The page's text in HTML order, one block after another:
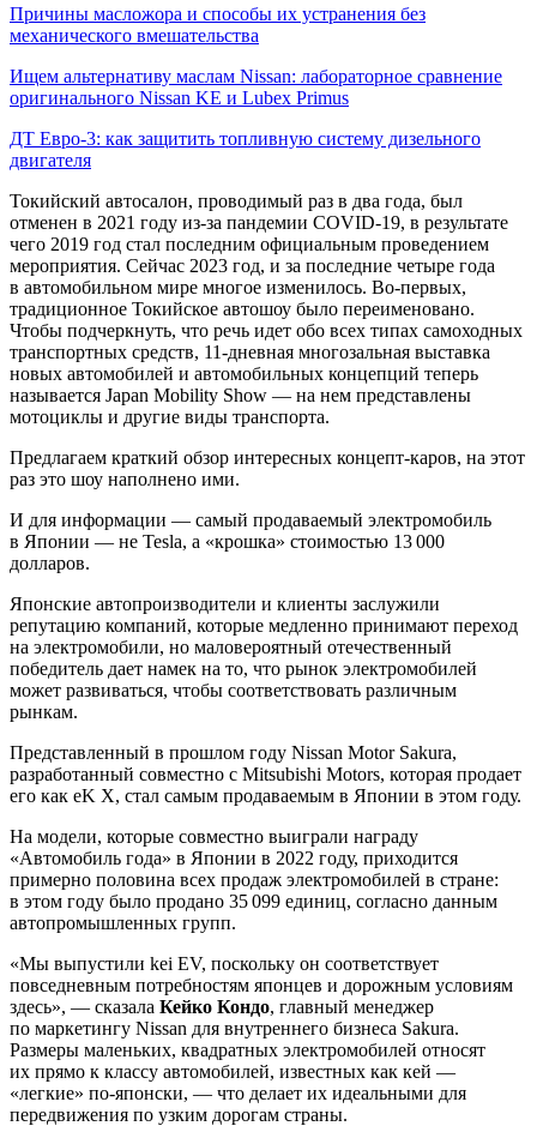
Причины масложора и способы их устранения без
механического вмешательства
Ищем альтернативу маслам Nissan: лабораторное сравнение
оригинального Nissan KE и Lubex Primus
ДТ Евро-3: как защитить топливную систему дизельного
двигателя
Токийский автосалон, проводимый раз в два года, был
отменен в 2021 году из-за пандемии COVID-19, в результате
чего 2019 год стал последним официальным проведением
мероприятия. Сейчас 2023 год, и за последние четыре года
в автомобильном мире многое изменилось. Во-первых,
традиционное Токийское автошоу было переименовано.
Чтобы подчеркнуть, что речь идет обо всех типах самоходных
транспортных средств, 11-дневная многозальная выставка
новых автомобилей и автомобильных концепций теперь
называется Japan Mobility Show — на нем представлены
мотоциклы и другие виды транспорта.
Предлагаем краткий обзор интересных концепт-каров, на этот
раз это шоу наполнено ими.
И для информации — самый продаваемый электромобиль
в Японии — не Tesla, а «крошка» стоимостью 13 000
долларов.
Японские автопроизводители и клиенты заслужили
репутацию компаний, которые медленно принимают переход
на электромобили, но маловероятный отечественный
победитель дает намек на то, что рынок электромобилей
может развиваться, чтобы соответствовать различным
рынкам.
Представленный в прошлом году Nissan Motor Sakura,
разработанный совместно с Mitsubishi Motors, которая продает
его как eK X, стал самым продаваемым в Японии в этом году.
На модели, которые совместно выиграли награду
«Автомобиль года» в Японии в 2022 году, приходится
примерно половина всех продаж электромобилей в стране:
в этом году было продано 35 099 единиц, согласно данным
автопромышленных групп.
«Мы выпустили kei EV, поскольку он соответствует
повседневным потребностям японцев и дорожным условиям
здесь», — сказала Кейко Кондо, главный менеджер
по маркетингу Nissan для внутреннего бизнеса Sakura.
Размеры маленьких, квадратных электромобилей относят
их прямо к классу автомобилей, известных как кей —
«легкие» по-японски, — что делает их идеальными для
передвижения по узким дорогам страны.